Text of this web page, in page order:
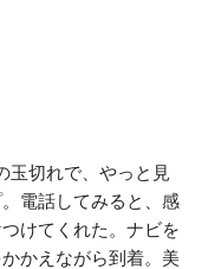
玉切れで、やっと見
電話してみると、感
けてくれた。ナビを
かえながら到着。美